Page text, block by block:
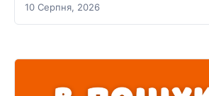
10 Серпня, 2026